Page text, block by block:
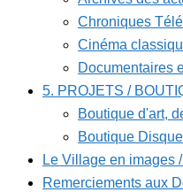
Chroniques
Cinéma
Documentaires
5. PROJETS /
Boutique d'art,
Boutique
Le Village en images
Remerciements aux